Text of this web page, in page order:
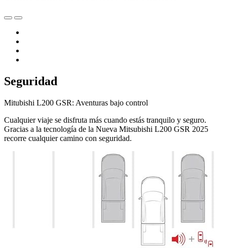
Seguridad
Mitubishi L200 GSR: Aventuras bajo control
Cualquier viaje se disfruta más cuando estás tranquilo y seguro.
Gracias a la tecnología de la Nueva Mitsubishi L200 GSR 2025
recorre cualquier camino con seguridad.